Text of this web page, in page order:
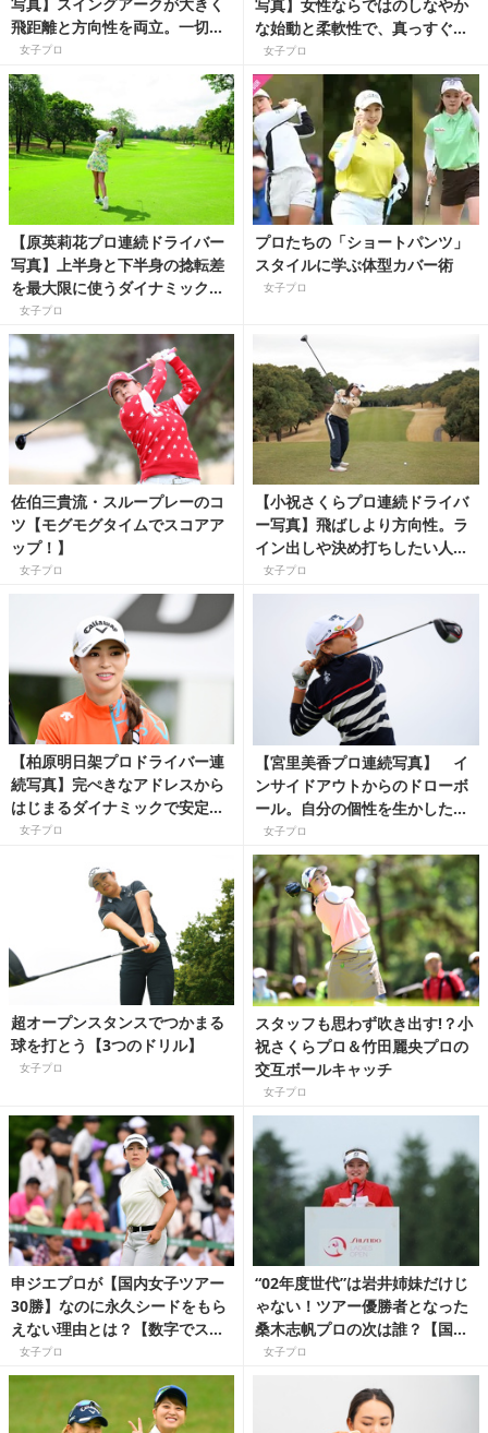
飛距離と方向性を両立。一切ム
ダのない完ぺきスイングは必
見！
女子プロ
写真】女性ならではのしなやか
な始動と柔軟性で、真っすぐ遠
くに飛ばす
女子プロ
【原英莉花プロ連続ドライバー
写真】上半身と下半身の捻転差
を最大限に使うダイナミック度
No.1スイング
女子プロ
プロたちの「ショートパンツ」
スタイルに学ぶ体型カバー術
女子プロ
佐伯三貴流・スループレーのコ
ツ【モグモグタイムでスコアア
ップ！】
女子プロ
【小祝さくらプロ連続ドライバ
ー写真】飛ばしより方向性。ラ
イン出しや決め打ちしたい人の
参考に◎
女子プロ
【柏原明日架プロドライバー連
続写真】完ぺきなアドレスから
はじまるダイナミックで安定感
抜群なスイング
女子プロ
【宮里美香プロ連続写真】 イ
ンサイドアウトからのドローボ
ール。自分の個性を生かした無
理のないドライバースイングを
プロコーチが解説！
女子プロ
超オープンスタンスでつかまる
球を打とう【3つのドリル】
女子プロ
スタッフも思わず吹き出す!？小
祝さくらプロ＆竹田麗央プロの
交互ボールキャッチ
女子プロ
申ジエプロが【国内女子ツアー
30勝】なのに永久シードをもら
えない理由とは？【数字でスゴ
さを読み解く国内女子ゴルフツ
アー】
女子プロ
“02年度世代”は岩井姉妹だけじ
ゃない！ツアー優勝者となった
桑木志帆プロの次は誰？【国内
女子ツアー豆知識】
女子プロ